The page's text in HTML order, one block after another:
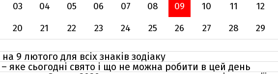
03 04 05 06 07 08 09 10 11 12
20 21 22 23 24 25 26 27 28 29
9 лютого для всіх знаків зодіаку
яке сьогодні свято і що не можна робити в цей день